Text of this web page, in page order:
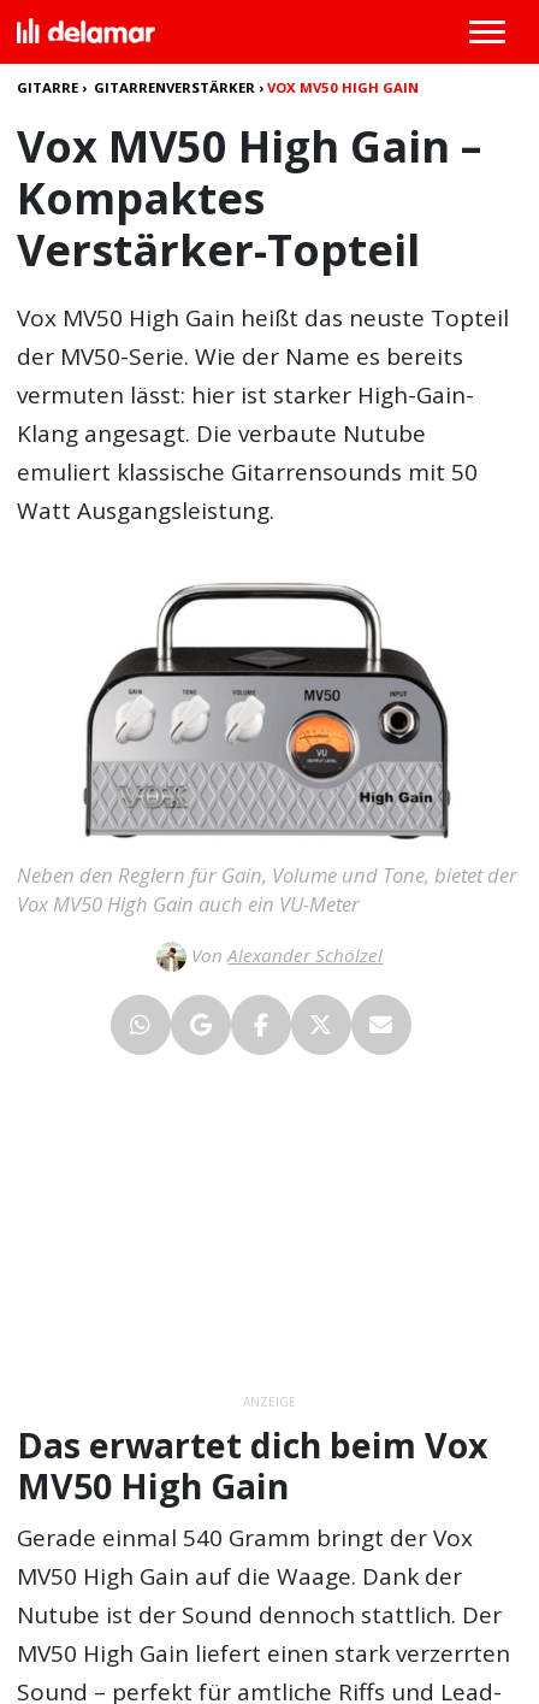
GITARRE › GITARRENVERSTÄRKER ›VOX MV50 HIGH GAIN
Vox MV50 High Gain –
Kompaktes
Verstärker-Topteil
Vox MV50 High Gain heißt das neuste Topteil
der MV50-Serie. Wie der Name es bereits
vermuten lässt: hier ist starker High-Gain-
Klang angesagt. Die verbaute Nutube
emuliert klassische Gitarrensounds mit 50
Watt Ausgangsleistung.
Neben den Reglern für Gain, Volume und Tone, bietet der
Vox MV50 High Gain auch ein VU-Meter
VonAlexander Schölzel
ANZEIGE
Das erwartet dich beim Vox
MV50 High Gain
Gerade einmal 540 Gramm bringt der Vox
MV50 High Gain auf die Waage. Dank der
Nutube ist der Sound dennoch stattlich. Der
MV50 High Gain liefert einen stark verzerrten
Sound – perfekt für amtliche Riffs und Lead-